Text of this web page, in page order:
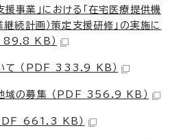
事業」における「在宅医療提供機
続計画）策定支援研修」の実施に
89.8 KB）
て （PDF 333.9 KB）
域の募集 （PDF 356.9 KB）
661.3 KB）